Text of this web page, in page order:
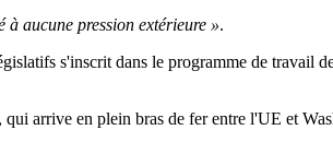
à aucune pression extérieure ».
s'inscrit dans le programme de travail
arrive en plein bras de fer entre l'UE et